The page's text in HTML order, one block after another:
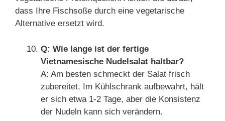
dass Ihre Fischsoße durch eine vegetarische
Alternative ersetzt wird.
Q: Wie lange ist der fertige
Vietnamesische Nudelsalat haltbar?
A: Am besten schmeckt der Salat frisch
zubereitet. Im Kühlschrank aufbewahrt, hält
er sich etwa 1-2 Tage, aber die Konsistenz
der Nudeln kann sich verändern.